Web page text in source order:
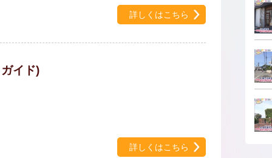
詳しくはこちら
イド)
詳しくはこちら